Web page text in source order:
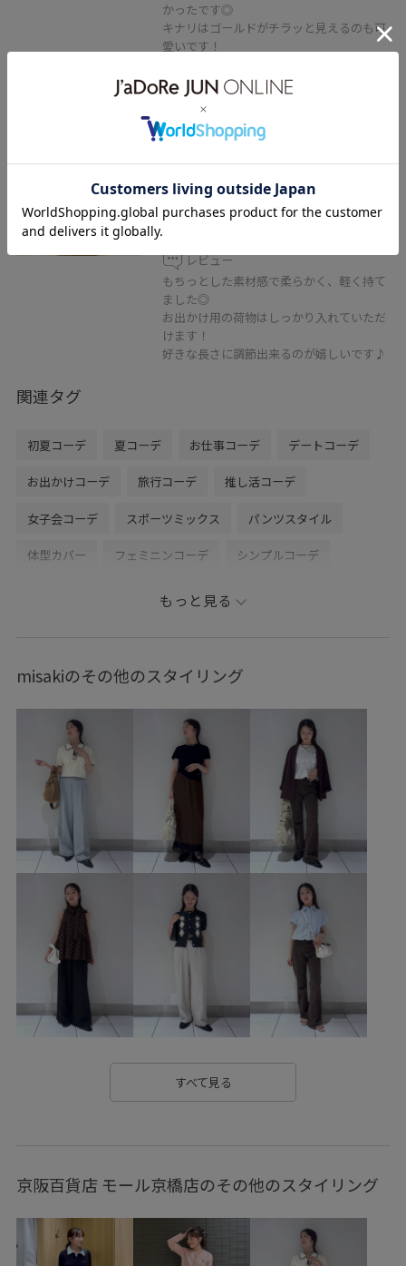
かったです◎
キナリはゴールドがチラッと見えるのも可
愛いです！
VIS
新色追加【OUTDOOR
PRODUCTS】VIS別注ドロストミニ
オフホワイト / F
¥6,930
レビュー
もちっとした素材感で柔らかく、軽く持て
ました◎
お出かけ用の荷物はしっかり入れていただ
けます！
好きな長さに調節出来るのが嬉しいです♪
関連タグ
初夏コーデ 夏コーデ お仕事コーデ デートコーデ
お出かけコーデ 旅行コーデ 推し活コーデ
女子会コーデ スポーツミックス パンツスタイル
体型カバー フェミニンコーデ シンプルコーデ
コラボアイテム
ジャケット/アウター テーラードジャケット
BVA16040 BVS36100 BVV36110
BVX75210 0318PRESS対象商品 26officecasual
2BUY10%OFF対象商品 outer_pickup
setup_pickup Ssize_akisuda Tシャツ
VIS_2026SS_POLO VIS_2026SS_POLO2
vis_26ss_summergoods vis_26ss_summertops
vis_okazakisae_may VIS_outdoor VIS_outdoor2
vis_pickuppants vis_shikanoma
VIS_smallsize Wpickup_items Wshoes_pickup
お気に入りアイテム_pickup
ウォッシャブル オフィス オフィスカジュアル
カジュアル カジュアルすぎない カットソー
クッション サイズ調整 シワになりにくい
もっと見る
misakiのその他のスタイリング
すべて見る
京阪百貨店 モール京橋店のその他のスタイリング